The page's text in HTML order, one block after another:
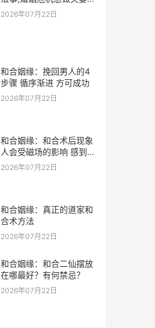
合法事能
2026年07月22日
和合姻缘：挽回男人的4
步骤 循序渐进 方可成功
2026年07月22日
和合姻缘：和合术后现象
人会受磁场的影响 感到头
晕乏力
2026年07月22日
和合姻缘：真正的道家和
合术方法
2026年07月22日
和合姻缘：和合二仙摆放
在哪最好？有何禁忌？
2026年07月22日